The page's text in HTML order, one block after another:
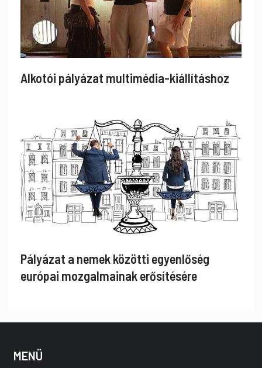
Alkotói pályázat multimédia-kiállításhoz
Pályázat a nemek közötti egyenlőség
európai mozgalmainak erősítésére
MENÜ